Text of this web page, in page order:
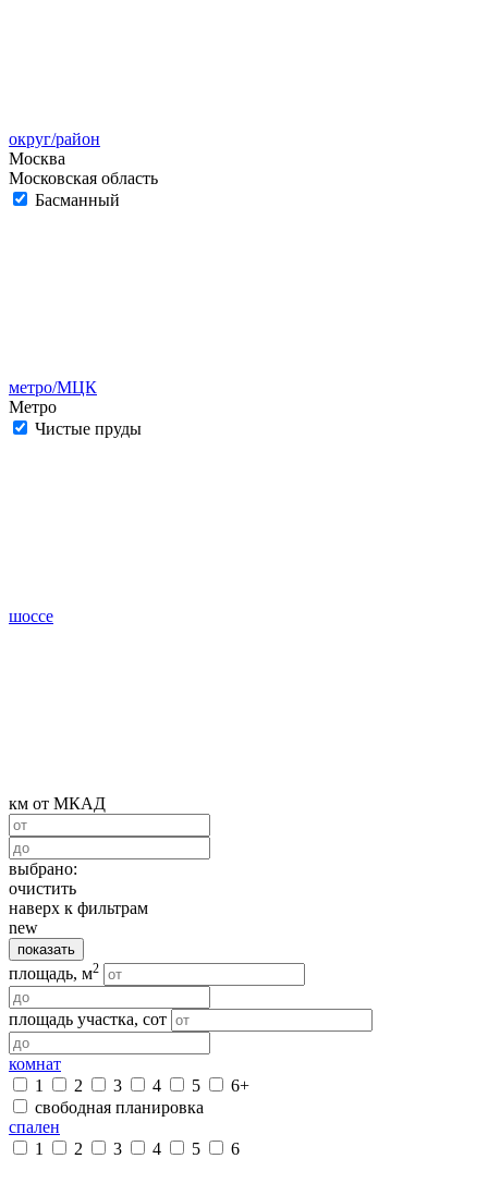
округ/район
Москва
Московская область
Басманный
метро/МЦК
Метро
Чистые пруды
шоссе
км от МКАД
выбрано:
очистить
наверх к фильтрам
new
показать
площадь, м2
площадь участка, сот
комнат
1
2 3 4 5
6+
свободная планировка
спален
1
2 3 4 5 6